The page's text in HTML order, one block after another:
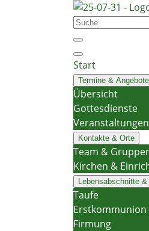
Start
Termine & Angebote
Übersicht
Gottesdienste
Veranstaltungen
Kontakte & Orte
Team &
Kirchen &
Lebensabschnitte &
Taufe
Erstkommunion
Firmung